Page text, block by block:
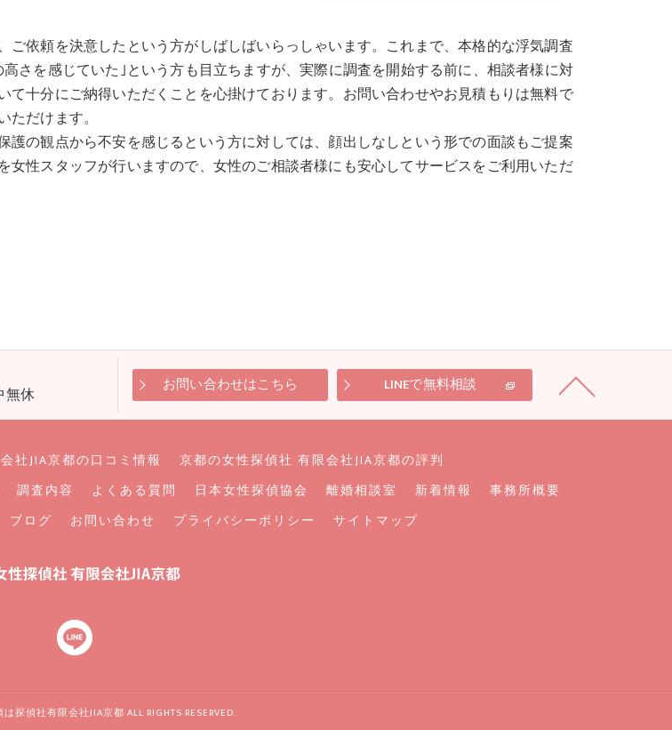
依頼を決意したという方がしばしばいらっしゃいます。これまで、本格的な浮気調査
さを感じていた｣という方も目立ちますが、実際に調査を開始する前に、相談者様に対
十分にご納得いただくことを心掛けております。お問い合わせやお見積もりは無料で
だけます。
の観点から不安を感じるという方に対しては、顔出しなしという形での面談もご提案
性スタッフが行いますので、女性のご相談者様にも安心してサービスをご利用いただ
無休
お問い合わせはこちら LINEで無料相談
社JIA京都の口コミ情報
京都の女性探偵社 有限会社JIA京都の評判
調査内容 よくある質問 日本女性探偵協会 離婚相談室 新着情報
事務所概要
ブログ お問い合わせ プライバシーポリシー サイトマップ
探偵社有限会社JIA京都 ALL RIGHTS RESERVED.